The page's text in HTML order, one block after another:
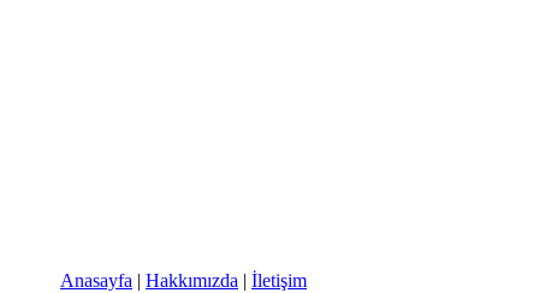
Anasayfa | Hakkımızda | İletişim